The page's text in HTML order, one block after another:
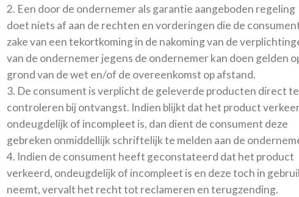
2. Een door de ondernemer als garantie aangeboden regeling
doet niets af aan de rechten en vorderingen die de
zake van een tekortkoming in de nakoming van de
van de ondernemer jegens de ondernemer kan doen gelden
grond van de wet en/of de overeenkomst op afstand.
3. De consument is verplicht de geleverde producten direct te
controleren bij ontvangst. Indien blijkt dat het product
ondeugdelijk of incompleet is, dan dient de consument deze
gebreken onmiddellijk schriftelijk te melden aan de
4. Indien de consument heeft geconstateerd dat het product
verkeerd, ondeugdelijk of incompleet is en deze toch in
neemt, vervalt het recht tot reclameren en terugzending.